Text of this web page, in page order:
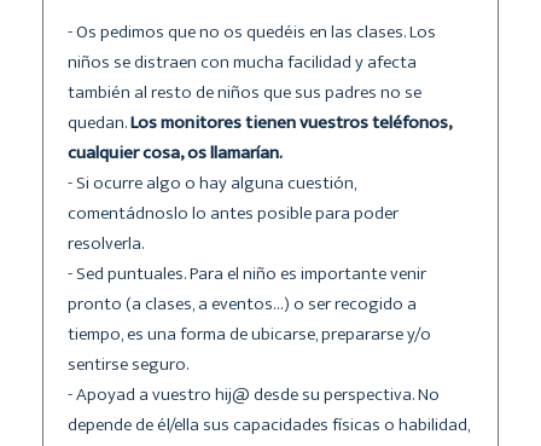
- Os pedimos que no os quedéis en las clases. Los
niños se distraen con mucha facilidad y afecta
también al resto de niños que sus padres no se
quedan.Los monitores tienen vuestros teléfonos,
cualquier cosa, os llamarían.
- Si ocurre algo o hay alguna cuestión,
comentádnoslo lo antes posible para poder
resolverla.
- Sed puntuales. Para el niño es importante venir
pronto (a clases, a eventos…) o ser recogido a
tiempo, es una forma de ubicarse, prepararse y/o
sentirse seguro.
- Apoyad a vuestro hij@ desde su perspectiva. No
depende de él/ella sus capacidades físicas o habilidad,